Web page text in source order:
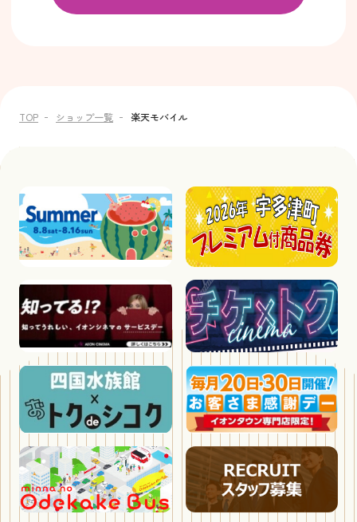
TOP ショップ一覧 楽天モバイル